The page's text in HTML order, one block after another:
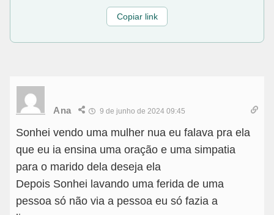
Copiar link
Ana 9 de junho de 2024 09:45
Sonhei vendo uma mulher nua eu falava pra ela
que eu ia ensina uma oração e uma simpatia
para o marido dela deseja ela
Depois Sonhei lavando uma ferida de uma
pessoa só não via a pessoa eu só fazia a